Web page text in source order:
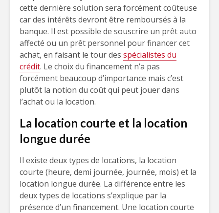
cette dernière solution sera forcément coûteuse
car des intérêts devront être remboursés à la
banque. Il est possible de souscrire un prêt auto
affecté ou un prêt personnel pour financer cet
achat, en faisant le tour des spécialistes du
crédit. Le choix du financement n’a pas
forcément beaucoup d’importance mais c’est
plutôt la notion du coût qui peut jouer dans
l’achat ou la location.
La location courte et la location
longue durée
Il existe deux types de locations, la location
courte (heure, demi journée, journée, mois) et la
location longue durée. La différence entre les
deux types de locations s’explique par la
présence d’un financement. Une location courte